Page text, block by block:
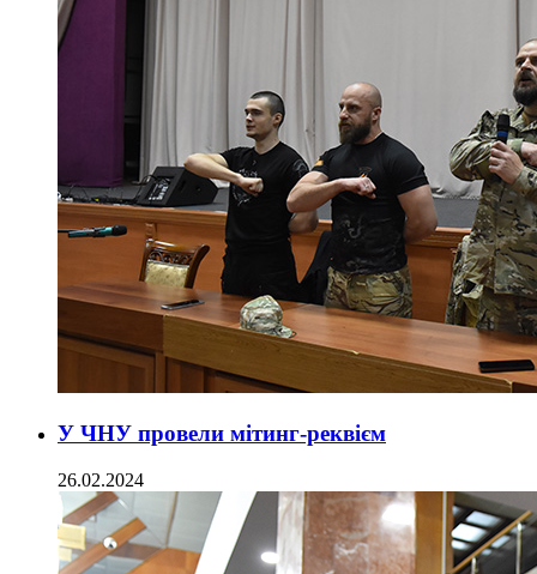
У ЧНУ провели мітинг-реквієм
26.02.2024